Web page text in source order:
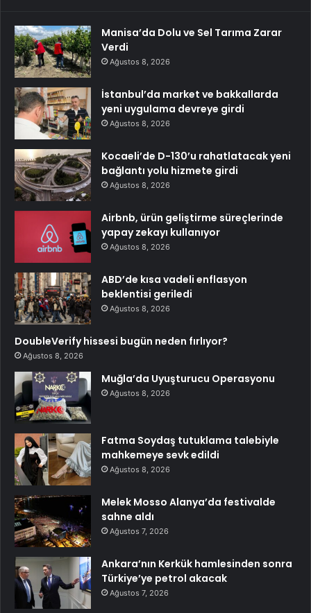
Manisa’da Dolu ve Sel Tarıma Zarar
Verdi
Ağustos 8, 2026
İstanbul’da market ve bakkallarda
yeni uygulama devreye girdi
Ağustos 8, 2026
Kocaeli’de D-130’u rahatlatacak yeni
bağlantı yolu hizmete girdi
Ağustos 8, 2026
Airbnb, ürün geliştirme süreçlerinde
yapay zekayı kullanıyor
Ağustos 8, 2026
ABD’de kısa vadeli enflasyon
beklentisi geriledi
Ağustos 8, 2026
DoubleVerify hissesi bugün neden fırlıyor?
Ağustos 8, 2026
Muğla’da Uyuşturucu Operasyonu
Ağustos 8, 2026
Fatma Soydaş tutuklama talebiyle
mahkemeye sevk edildi
Ağustos 8, 2026
Melek Mosso Alanya’da festivalde
sahne aldı
Ağustos 7, 2026
Ankara’nın Kerkük hamlesinden sonra
Türkiye’ye petrol akacak
Ağustos 7, 2026